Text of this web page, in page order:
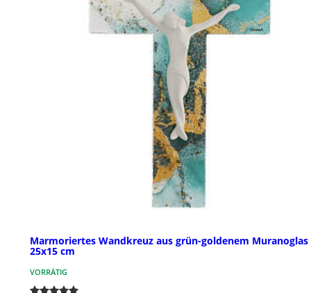
Marmoriertes Wandkreuz aus grün-goldenem Muranoglas
25x15 cm
VORRÄTIG